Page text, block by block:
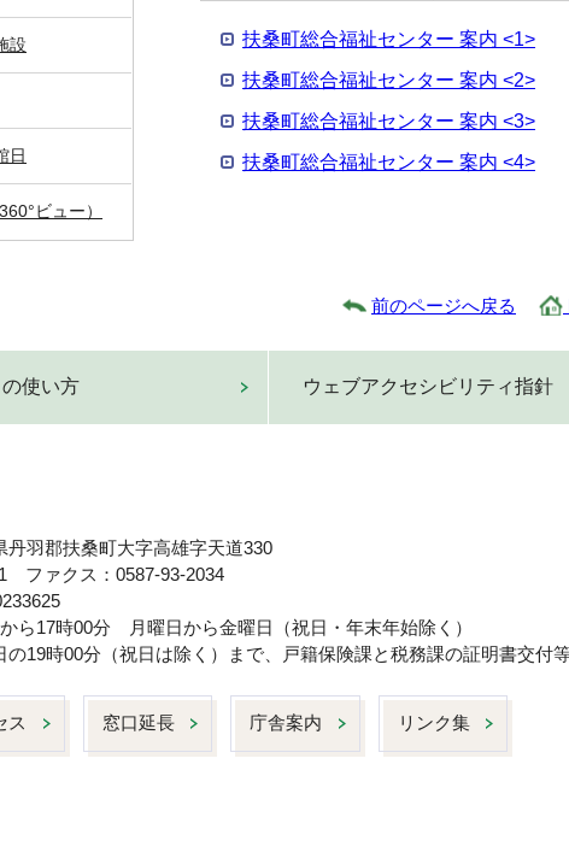
扶桑町総合福祉センター 案内 <1>
扶桑町総合福祉センター 案内 <2>
扶桑町総合福祉センター 案内 <3>
扶桑町総合福祉センター 案内 <4>
設
日
ビュー）
前のページへ戻る
使い方 ウェブアクセシビリティ指針
羽郡扶桑町大字高雄字天道330
ファクス：0587-93-2034
ら17時00分 月曜日から金曜日（祝日・年末年始除く）
19時00分（祝日は除く）まで、戸籍保険課と税務課の証明書交付
ス 窓口延長 庁舎案内 リンク集